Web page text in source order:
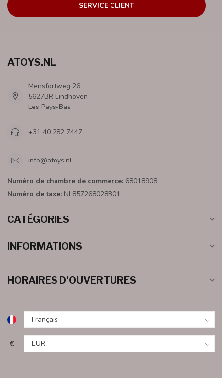
SERVICE CLIENT
ATOYS.NL
Mensfortweg 26
5627BR Eindhoven
Les Pays-Bas
+31 40 282 7447
info@atoys.nl
Numéro de chambre de commerce: 68018908
Numéro de taxe: NL857268028B01
CATÉGORIES
INFORMATIONS
HORAIRES D'OUVERTURES
€